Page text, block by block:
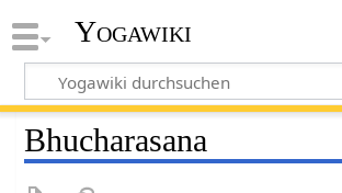
Yogawiki
Bhucharasana